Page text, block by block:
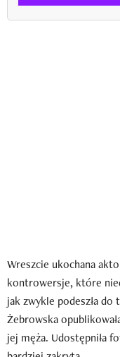
Wreszcie ukochana
kontrowersje, które
jak zwykle podeszła
Żebrowska
jej męża. Udostępniła